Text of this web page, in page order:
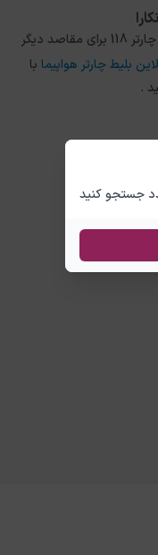
جستجو کنید
، در چارتر 118 برای مقاصد دیگر
بلیط چارتر هواپیما با
.